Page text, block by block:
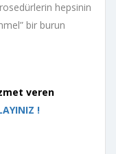
hepsinin
bir burun
veren
!